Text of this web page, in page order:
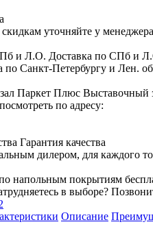
уточняйте у
Доставка по СПб и
по Санкт-Петербургу и Лен.
Выставочный
по адресу:
Гарантия качества
дилером, для каждого
в выборе?
Описание